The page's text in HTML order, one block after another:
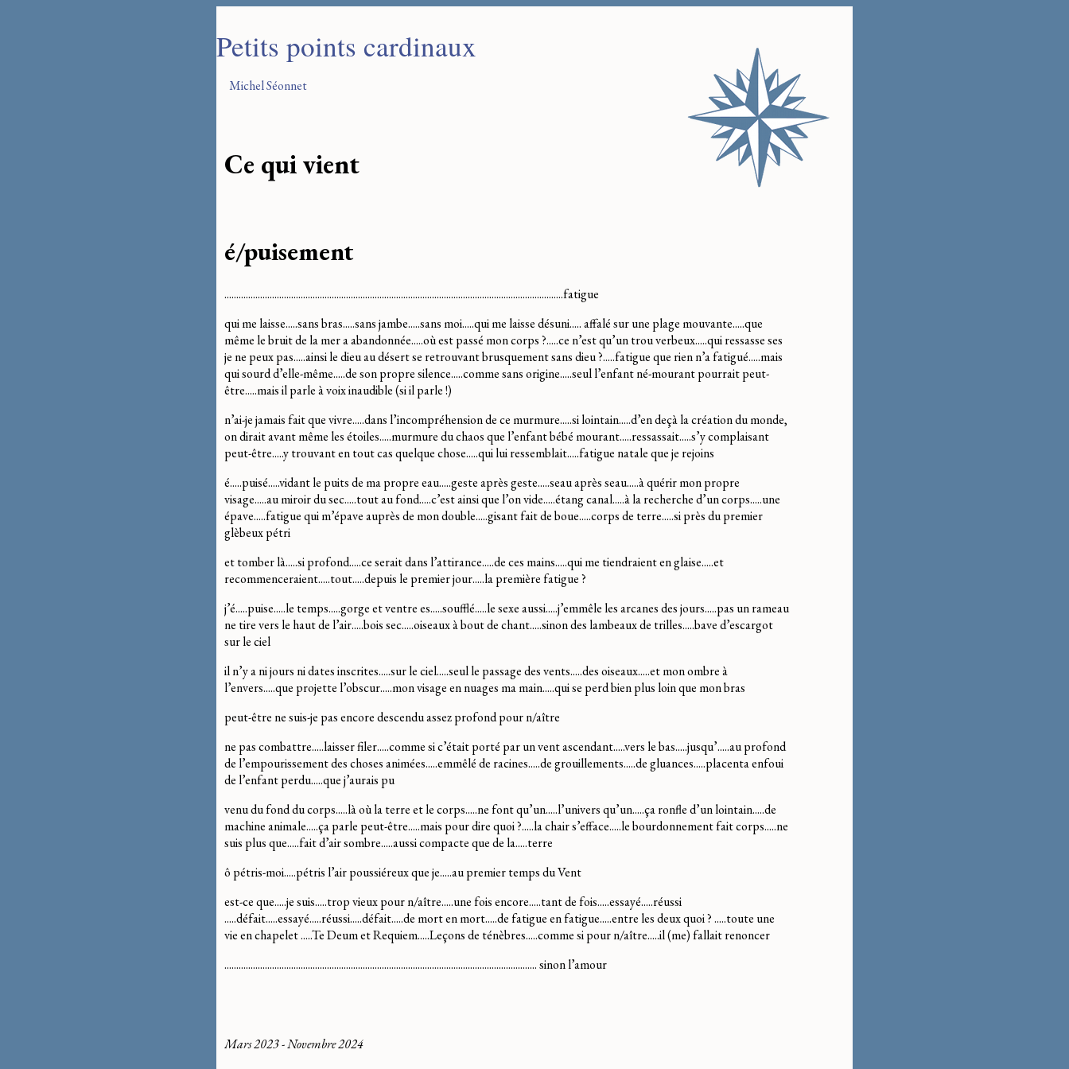
Petits points cardinaux
Michel Séonnet
Ce qui vient
é/puisement
..............................................................................................................................................fatigue
qui me laisse.....sans bras.....sans jambe.....sans moi.....qui me laisse désuni..... affalé sur une plage mouvante.....que
même le bruit de la mer a abandonnée.....où est passé mon corps ?.....ce n’est qu’un trou verbeux.....qui ressasse ses
je ne peux pas.....ainsi le dieu au désert se retrouvant brusquement sans dieu ?.....fatigue que rien n’a fatigué.....mais
qui sourd d’elle-même.....de son propre silence.....comme sans origine.....seul l’enfant né-mourant pourrait peut-
être.....mais il parle à voix inaudible (si il parle !)
n’ai-je jamais fait que vivre.....dans l’incompréhension de ce murmure.....si lointain.....d’en deçà la création du monde,
on dirait avant même les étoiles.....murmure du chaos que l’enfant bébé mourant.....ressassait.....s’y complaisant
peut-être.....y trouvant en tout cas quelque chose.....qui lui ressemblait.....fatigue natale que je rejoins
é.....puisé.....vidant le puits de ma propre eau.....geste après geste.....seau après seau.....à quérir mon propre
visage.....au miroir du sec.....tout au fond.....c’est ainsi que l’on vide.....étang canal.....à la recherche d’un corps.....une
épave.....fatigue qui m’épave auprès de mon double.....gisant fait de boue.....corps de terre.....si près du premier
glèbeux pétri
et tomber là.....si profond.....ce serait dans l’attirance.....de ces mains.....qui me tiendraient en glaise.....et
recommenceraient.....tout.....depuis le premier jour.....la première fatigue ?
j’é.....puise.....le temps.....gorge et ventre es.....soufflé.....le sexe aussi.....j’emmêle les arcanes des jours.....pas un rameau
ne tire vers le haut de l’air.....bois sec.....oiseaux à bout de chant.....sinon des lambeaux de trilles.....bave d’escargot
sur le ciel
il n’y a ni jours ni dates inscrites.....sur le ciel.....seul le passage des vents.....des oiseaux.....et mon ombre à
l’envers.....que projette l’obscur.....mon visage en nuages ma main.....qui se perd bien plus loin que mon bras
peut-être ne suis-je pas encore descendu assez profond pour n/aître
ne pas combattre.....laisser filer.....comme si c’était porté par un vent ascendant.....vers le bas.....jusqu’.....au profond
de l’empourissement des choses animées.....emmêlé de racines.....de grouillements.....de gluances.....placenta enfoui
de l’enfant perdu.....que j’aurais pu
venu du fond du corps.....là où la terre et le corps.....ne font qu’un.....l’univers qu’un.....ça ronfle d’un lointain.....de
machine animale.....ça parle peut-être.....mais pour dire quoi ?.....la chair s’efface.....le bourdonnement fait corps.....ne
suis plus que.....fait d’air sombre.....aussi compacte que de la.....terre
ô pétris-moi.....pétris l’air poussiéreux que je.....au premier temps du Vent
est-ce que.....je suis.....trop vieux pour n/aître.....une fois encore.....tant de fois.....essayé.....réussi
.....défait.....essayé.....réussi.....défait.....de mort en mort.....de fatigue en fatigue.....entre les deux quoi ? .....toute une
vie en chapelet .....Te Deum et Requiem.....Leçons de ténèbres.....comme si pour n/aître.....il (me) fallait renoncer
................................................................................................................................... sinon l’amour
Mars 2023 - Novembre 2024